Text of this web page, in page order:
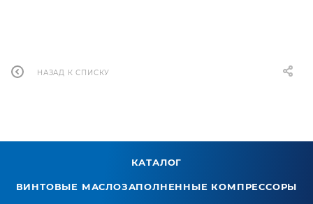
НАЗАД К СПИСКУ
КАТАЛОГ
ВИНТОВЫЕ МАСЛОЗАПОЛНЕННЫЕ КОМПРЕССОРЫ